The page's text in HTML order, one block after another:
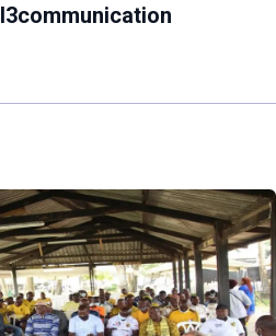
l3communication